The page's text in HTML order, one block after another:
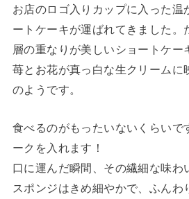
お店のロゴ入りカップに入った温
ートケーキが運ばれてきました。
層の重なりが美しいショートケー
苺とお花が真っ白な生クリームに
のようです。
食べるのがもったいないくらいで
ークを入れます！
口に運んだ瞬間、その繊細な味わ
スポンジはきめ細やかで、ふんわ